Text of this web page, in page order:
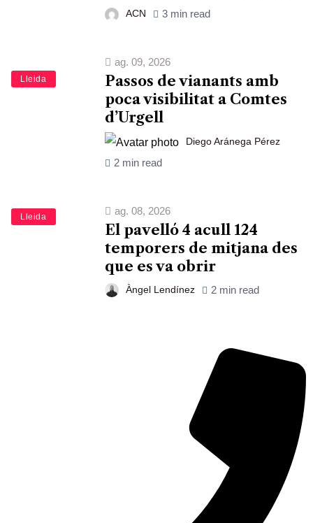
ACN 3 min read
Lleida
ag. 09, 2026
Passos de vianants amb
poca visibilitat a Comtes
d’Urgell
Diego Aránega Pérez
2 min read
Lleida
ag. 08, 2026
El pavelló 4 acull 124
temporers de mitjana des
que es va obrir
Àngel Lendínez 2 min read